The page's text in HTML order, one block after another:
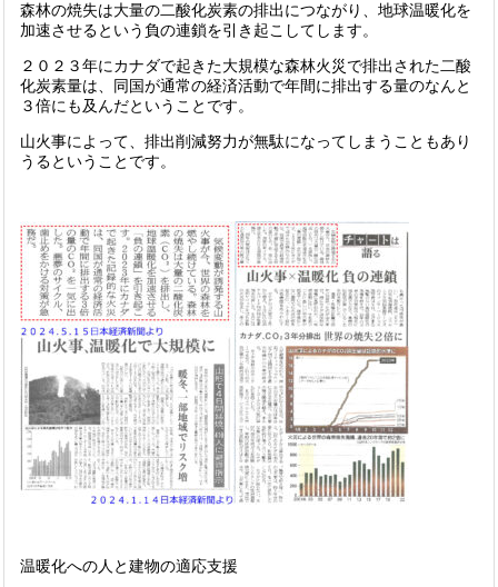
森林の焼失は大量の二酸化炭素の排出につながり、地球温暖化を
加速させるという負の連鎖を引き起こしてします。
２０２３年にカナダで起きた大規模な森林火災で排出された二酸
化炭素量は、同国が通常の経済活動で年間に排出する量のなんと
３倍にも及んだということです。
山火事によって、排出削減努力が無駄になってしまうこともあり
うるということです。
温暖化への人と建物の適応支援